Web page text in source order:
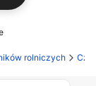
rolniczych